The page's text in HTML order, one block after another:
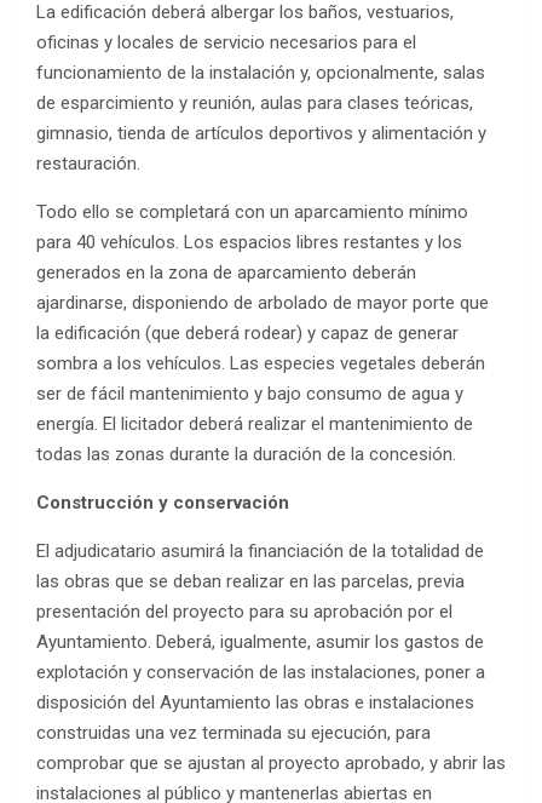
La edificación deberá albergar los baños, vestuarios,
oficinas y locales de servicio necesarios para el
funcionamiento de la instalación y, opcionalmente, salas
de esparcimiento y reunión, aulas para clases teóricas,
gimnasio, tienda de artículos deportivos y alimentación y
restauración.
Todo ello se completará con un aparcamiento mínimo
para 40 vehículos. Los espacios libres restantes y los
generados en la zona de aparcamiento deberán
ajardinarse, disponiendo de arbolado de mayor porte que
la edificación (que deberá rodear) y capaz de generar
sombra a los vehículos. Las especies vegetales deberán
ser de fácil mantenimiento y bajo consumo de agua y
energía. El licitador deberá realizar el mantenimiento de
todas las zonas durante la duración de la concesión.
Construcción y conservación
El adjudicatario asumirá la financiación de la totalidad de
las obras que se deban realizar en las parcelas, previa
presentación del proyecto para su aprobación por el
Ayuntamiento. Deberá, igualmente, asumir los gastos de
explotación y conservación de las instalaciones, poner a
disposición del Ayuntamiento las obras e instalaciones
construidas una vez terminada su ejecución, para
comprobar que se ajustan al proyecto aprobado, y abrir las
instalaciones al público y mantenerlas abiertas en